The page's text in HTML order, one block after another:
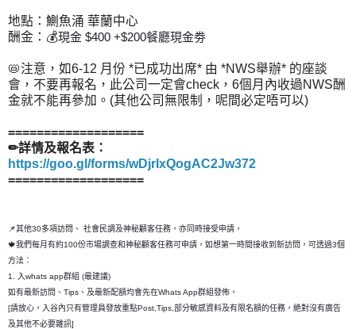
地點：鰂魚涌 華蘭中心
酬金：💰現金 $400 +$200餐廳現金劵
📛注意，如6-12 月份 *已成功出席* 由 *NWS舉辦* 的座談
會，不要再報名，此公司一定會check，6個月內收過NWS酬
金就不能再參加。(其他公司無限制，呢間必定唔可以)
===================
✏詳情及報名表：
https://goo.gl/forms/wDjrIxQogAC2Jw372
===================
📌其他30多項訪問、 社會民調及神秘顧客任務，亦同時接受申請，
🍁我們每月有約100份市場調查和神秘顧客任務可申請，如想第一時間接收到新訪問，可透過3個
方法：
1. 入whats app群組 (最建議)
如有最新訪問、Tips、及最新配額均會先在Whats App群組發佈，
[請放心，入谷內只有管理員發放重點Post,Tips,部分敏感資料及有限名額的任務，絶對沒有廣告
及其他不必要雜訊]